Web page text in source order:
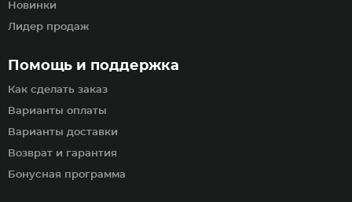
Помощь и поддержка
Как сделать заказ
Варианты оплаты
Варианты доставки
Возврат и гарантия
Бонусная программа
Новинки
Лидер продаж